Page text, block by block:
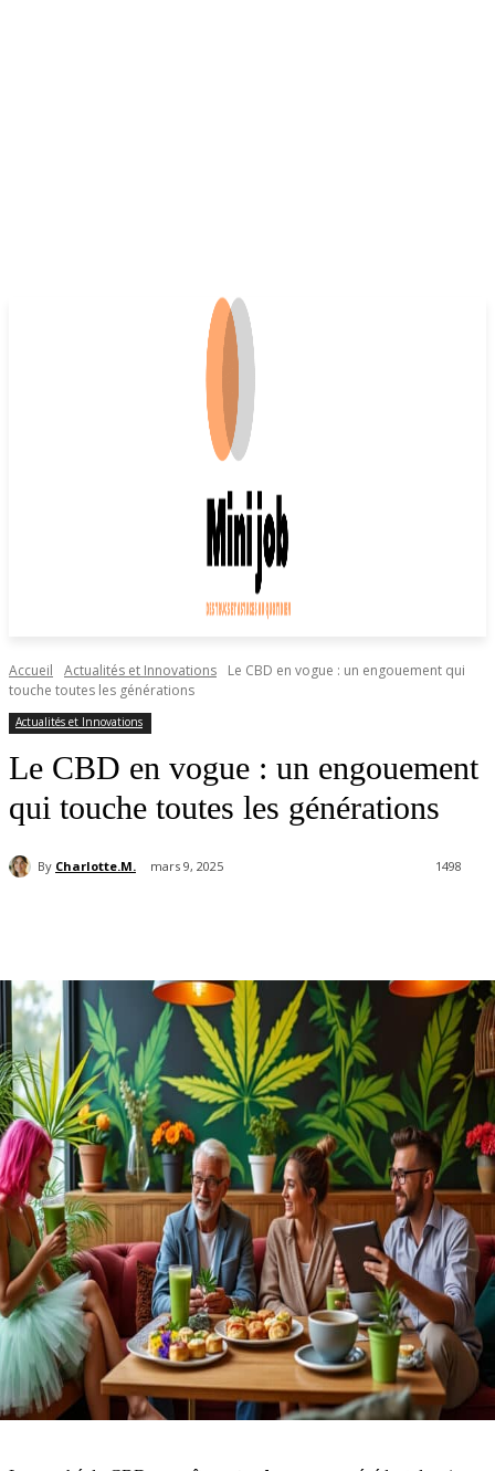
Accueil Actualités et Innovations
Le CBD en vogue : un engouement qui
touche toutes les générations
Actualités et Innovations
Le CBD en vogue : un engouement
qui touche toutes les générations
By Charlotte.M. mars 9, 2025 1498